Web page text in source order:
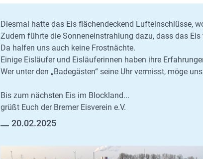
Diesmal hatte das Eis flächendeckend Lufteinschlüsse,
Zudem führte die Sonneneinstrahlung dazu, dass das
Da halfen uns auch keine Frostnächte.
Einige Eisläufer und Eisläuferinnen haben ihre
Wer unter den „Badegästen“ seine Uhr vermisst, möge
Bis zum nächsten Eis im Blockland...
grüßt Euch der Bremer Eisverein e.V.
20.02.2025